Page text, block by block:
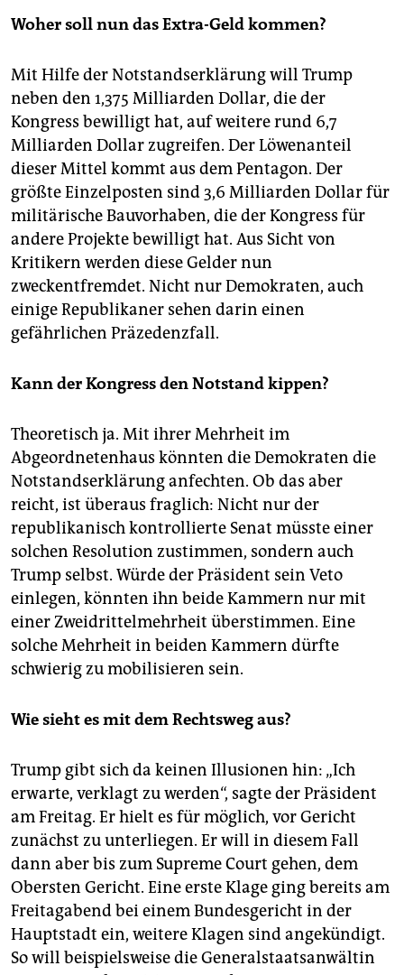
Woher soll nun das Extra-Geld kommen?
Mit Hilfe der Notstandserklärung will Trump
neben den 1,375 Milliarden Dollar, die der
Kongress bewilligt hat, auf weitere rund 6,7
Milliarden Dollar zugreifen. Der Löwenanteil
dieser Mittel kommt aus dem Pentagon. Der
größte Einzelposten sind 3,6 Milliarden Dollar für
militärische Bauvorhaben, die der Kongress für
andere Projekte bewilligt hat. Aus Sicht von
Kritikern werden diese Gelder nun
zweckentfremdet. Nicht nur Demokraten, auch
einige Republikaner sehen darin einen
gefährlichen Präzedenzfall.
Kann der Kongress den Notstand kippen?
Theoretisch ja. Mit ihrer Mehrheit im
Abgeordnetenhaus könnten die Demokraten die
Notstandserklärung anfechten. Ob das aber
reicht, ist überaus fraglich: Nicht nur der
republikanisch kontrollierte Senat müsste einer
solchen Resolution zustimmen, sondern auch
Trump selbst. Würde der Präsident sein Veto
einlegen, könnten ihn beide Kammern nur mit
einer Zweidrittelmehrheit überstimmen. Eine
solche Mehrheit in beiden Kammern dürfte
schwierig zu mobilisieren sein.
Wie sieht es mit dem Rechtsweg aus?
Trump gibt sich da keinen Illusionen hin: „Ich
erwarte, verklagt zu werden“, sagte der Präsident
am Freitag. Er hielt es für möglich, vor Gericht
zunächst zu unterliegen. Er will in diesem Fall
dann aber bis zum Supreme Court gehen, dem
Obersten Gericht. Eine erste Klage ging bereits am
Freitagabend bei einem Bundesgericht in der
Hauptstadt ein, weitere Klagen sind angekündigt.
So will beispielsweise die Generalstaatsanwältin